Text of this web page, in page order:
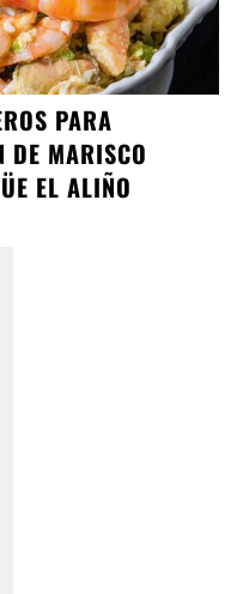
PARA
DE MARISCO
EL ALIÑO